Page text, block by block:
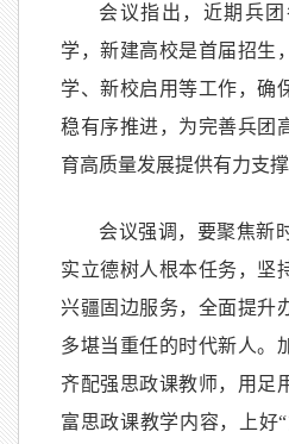
会议指出，近期兵
学，新建高校是首届招生
学、新校启用等工作，确
稳有序推进，为完善兵团
育高质量发展提供有力支撑
会议强调，要聚焦新
实立德树人根本任务，坚
兴疆固边服务，全面提升
多堪当重任的时代新人。
齐配强思政课教师，用足
富思政课教学内容，上好